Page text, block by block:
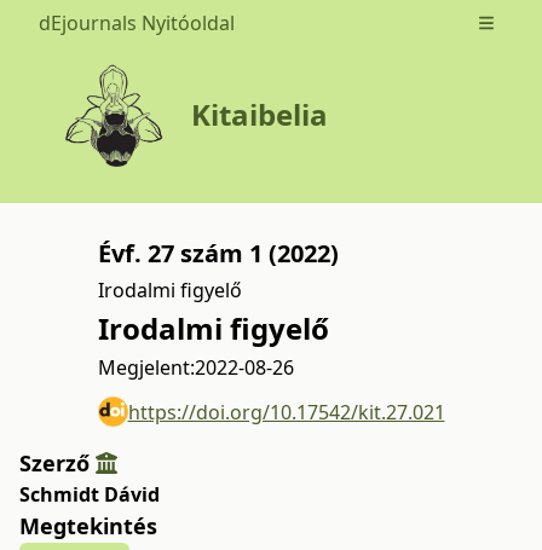
dEjournals Nyitóoldal Open
Kitaibelia
Évf. 27 szám 1 (2022)
Irodalmi figyelő
Irodalmi figyelő
Megjelent:2022-08-26
https://doi.org/10.17542/kit.27.021
Szerző
Schmidt Dávid
Megtekintés